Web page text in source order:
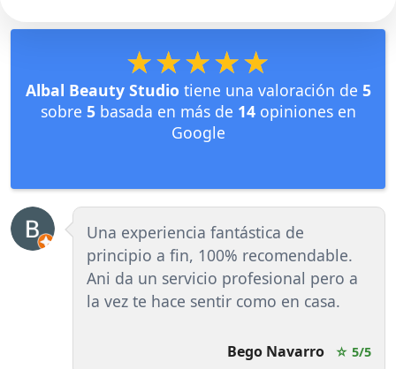
★★★★★
★★★★★
Albal Beauty Studio tiene una valoración de 5
sobre 5basada en más de 14opiniones en
Google
Una experiencia fantástica de
principio a fin, 100% recomendable.
Ani da un servicio profesional pero a
la vez te hace sentir como en casa.
Bego Navarro ☆ 5/5